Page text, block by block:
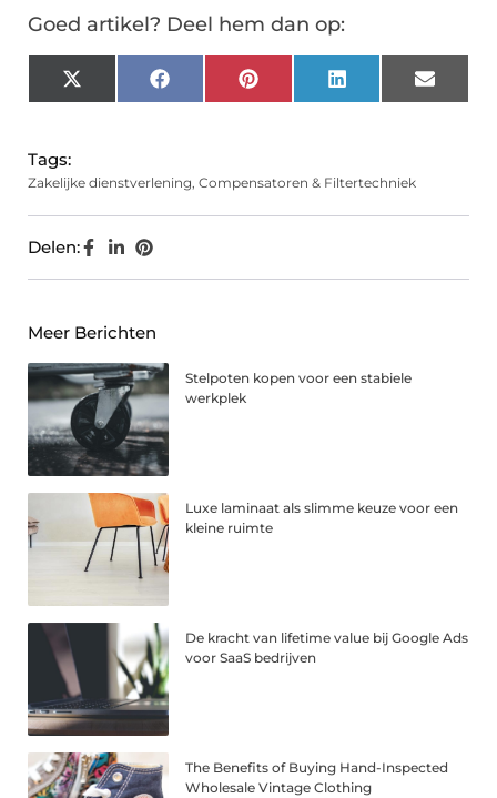
Goed artikel? Deel hem dan op:
X
(Twitter)
FacebookPinterest LinkedIn Email
Tags:
Zakelijke dienstverlening, Compensatoren & Filtertechniek
Delen:
Meer Berichten
Stelpoten kopen voor een stabiele
werkplek
Luxe laminaat als slimme keuze voor een
kleine ruimte
De kracht van lifetime value bij Google Ads
voor SaaS bedrijven
The Benefits of Buying Hand-Inspected
Wholesale Vintage Clothing